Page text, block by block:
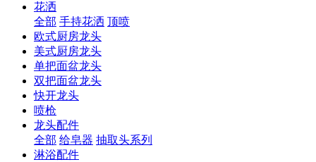
花洒
全部 手持花洒 顶喷
欧式厨房龙头
美式厨房龙头
单把面盆龙头
双把面盆龙头
快开龙头
喷枪
龙头配件
全部 给皂器 抽取头系列
淋浴配件